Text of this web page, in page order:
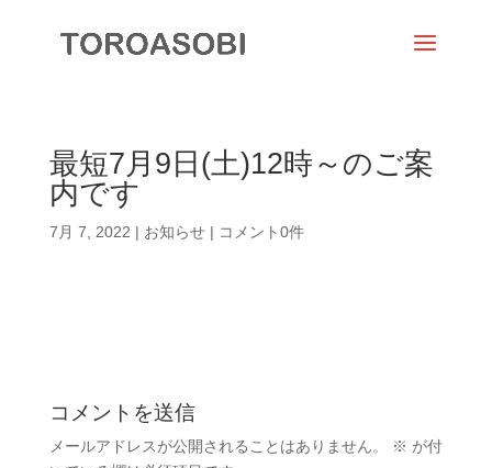
最短7月9日(土)12時～のご案
内です
7月 7, 2022 | お知らせ| コメント0件
コメントを送信
メールアドレスが公開されることはありません。 ※ が付